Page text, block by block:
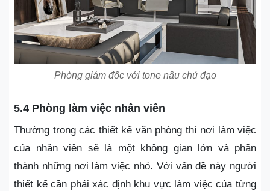
Phòng giám đốc với tone nâu chủ đạo
5.4 Phòng làm việc nhân viên
Thường trong các thiết kế văn phòng thì nơi làm việc
của nhân viên sẽ là một không gian lớn và phân
thành những nơi làm việc nhỏ. Với vấn đề này người
thiết kế cần phải xác định khu vực làm việc của từng